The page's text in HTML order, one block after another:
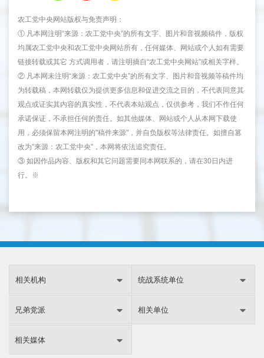
农工党中央网站版权与免责声明：
① 凡本网注明“来源：农工党中央”的所有文字、图片和音视频稿件，版权
均属农工党中央和农工党中央网站所有，任何媒体、网站或个人如有需要
链接转载或其它 方式调用者，请注明摘自“农工党中央网站”或相关字样。
② 凡本网未注明“来源：农工党中央”的所有文字、图片和音视频等稿件均
为转载稿，本网转载仅为提供更多信息和促进交流之目的，不代表同意其
观点或证实其内容的真实性，不代表本站观点，仅供参考，我们不作任何
承诺保证，不承担任何的责任。如其他媒体、网站或个人从本网下载使
用，必须保留本网注明的"稿件来源"，并自负版权等法律责任。如擅自篡
改为"来源：农工党中央"，本网将依法追究责任。
③ 如因作品内容、版权和其它问题需要同本网联系的，请在30日内进
行。※
相关机构 统战系统单位
兄弟党派 相关单位
相关媒体